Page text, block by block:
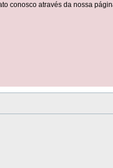
conosco através da nossa